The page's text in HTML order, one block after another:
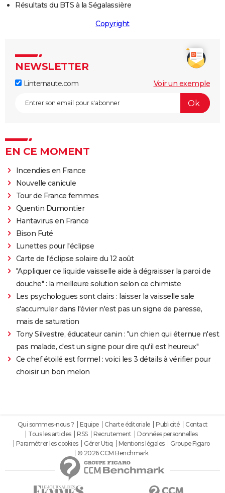
Résultats du BTS à la Ségalassière
Copyright
NEWSLETTER
Linternaute.com Voir un exemple
EN CE MOMENT
Incendies en France
Nouvelle canicule
Tour de France femmes
Quentin Dumontier
Hantavirus en France
Bison Futé
Lunettes pour l'éclipse
Carte de l'éclipse solaire du 12 août
"Appliquer ce liquide vaisselle aide à dégraisser la paroi de
douche" : la meilleure solution selon ce chimiste
Les psychologues sont clairs : laisser la vaisselle sale
s'accumuler dans l'évier n'est pas un signe de paresse,
mais de saturation
Tony Silvestre, éducateur canin : "un chien qui éternue n'est
pas malade, c'est un signe pour dire qu'il est heureux"
Ce chef étoilé est formel : voici les 3 détails à vérifier pour
choisir un bon melon
Qui sommes-nous ? Equipe Charte éditoriale Publicité
Contact
Tous les articles
RSS Recrutement
Données personnelles
Paramétrer les cookies
Gérer Utiq Mentions légales
Groupe Figaro
© 2026 CCM Benchmark